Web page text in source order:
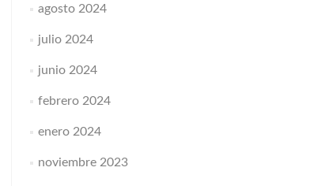
agosto 2024
julio 2024
junio 2024
febrero 2024
enero 2024
noviembre 2023